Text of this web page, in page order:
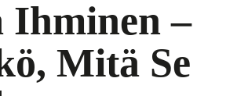
Ihminen –
Mitä Se